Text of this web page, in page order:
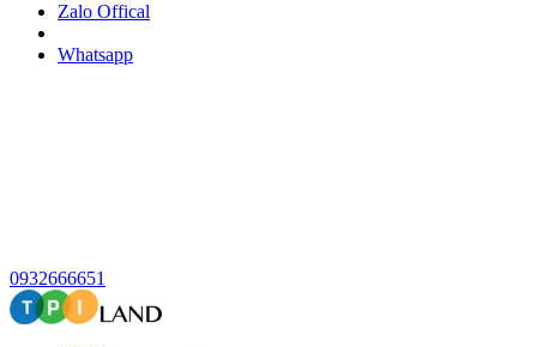
Zalo Offical
Whatsapp
0932666651